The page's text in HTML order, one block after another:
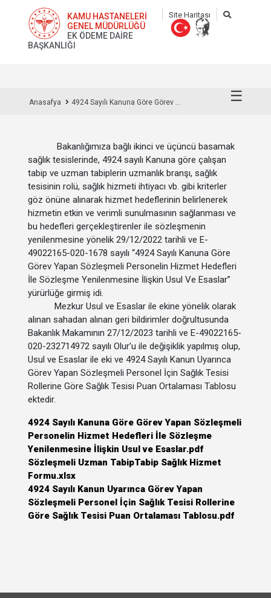
KAMU HASTANELERİ
GENEL MÜDÜRLÜĞÜ
EK ÖDEME DAİRE
BAŞKANLIĞI
Site Haritası
☰
Anasafya 4924 Sayılı Kanuna Göre Görev ...
Bakanlığımıza bağlı ikinci ve üçüncü basamak
sağlık tesislerinde, 4924 sayılı Kanuna göre çalışan
tabip ve uzman tabiplerin uzmanlık branşı, sağlık
tesisinin rolü, sağlık hizmeti ihtiyacı vb. gibi kriterler
göz önüne alınarak hizmet hedeflerinin belirlenerek
hizmetin etkin ve verimli sunulmasının sağlanması ve
bu hedefleri gerçekleştirenler ile sözleşmenin
yenilenmesine yönelik 29/12/2022 tarihli ve E-
49022165-020-1678 sayılı “4924 Sayılı Kanuna Göre
Görev Yapan Sözleşmeli Personelin Hizmet Hedefleri
İle Sözleşme Yenilenmesine İlişkin Usul Ve Esaslar”
yürürlüğe girmiş idi.
Mezkur Usul ve Esaslar ile ekine yönelik olarak
alınan sahadan alınan geri bildirimler doğrultusunda
Bakanlık Makamının 27/12/2023 tarihli ve E-49022165-
020-232714972 sayılı Olur’u ile değişiklik yapılmış olup,
Usul ve Esaslar ile eki ve 4924 Sayılı Kanun Uyarınca
Görev Yapan Sözleşmeli Personel İçin Sağlık Tesisi
Rollerine Göre Sağlık Tesisi Puan Ortalaması Tablosu
ektedir.
4924 Sayılı Kanuna Göre Görev Yapan Sözleşmeli
Personelin Hizmet Hedefleri İle Sözleşme
Yenilenmesine İlişkin Usul ve Esaslar.pdf
Sözleşmeli Uzman TabipTabip Sağlık Hizmet
Formu.xlsx
4924 Sayılı Kanun Uyarınca Görev Yapan
Sözleşmeli Personel İçin Sağlık Tesisi Rollerine
Göre Sağlık Tesisi Puan Ortalaması Tablosu.pdf